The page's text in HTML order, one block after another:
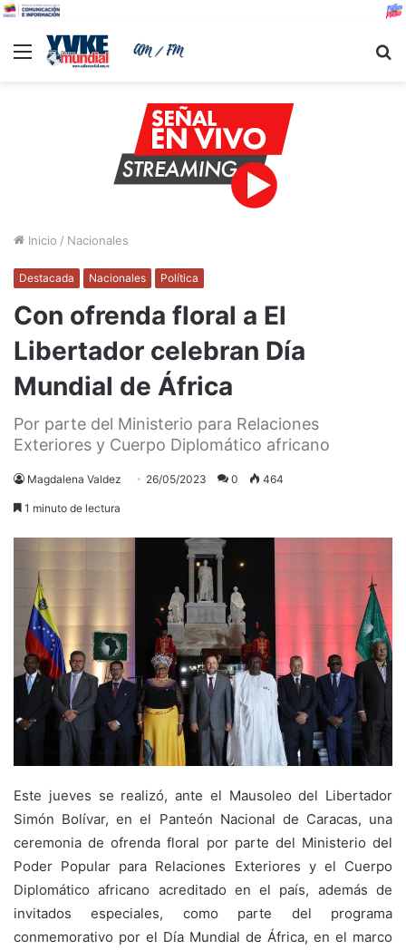
Menu
Inicio / Nacionales
Destacada Nacionales Política
Con ofrenda floral a El
Libertador celebran Día
Mundial de África
Por parte del Ministerio para Relaciones
Exteriores y Cuerpo Diplomático africano
Magdalena Valdez 26/05/2023 0 464
1 minuto de lectura
Este jueves se realizó, ante el Mausoleo del Libertador
Simón Bolívar, en el Panteón Nacional de Caracas, una
ceremonia de ofrenda floral por parte del Ministerio del
Poder Popular para Relaciones Exteriores y el Cuerpo
Diplomático africano acreditado en el país, además de
invitados especiales, como parte del programa
conmemorativo por el Día Mundial de África, en el marco